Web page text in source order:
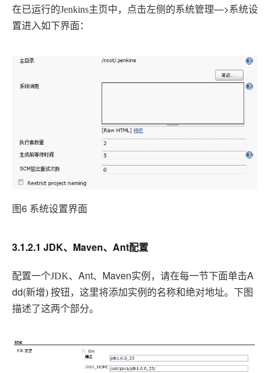
在已运行的Jenkins主页中，点击左侧的系统管理—>系统设
置进入如下界面：
图6 系统设置界面
3.1.2.1 JDK、Maven、Ant配置
配置一个JDK、Ant、 Maven实例，请在每一节下面单击A
dd(新增) 按钮，这里将添加实例的名称和绝对地址。下图
描述了这两个部分。